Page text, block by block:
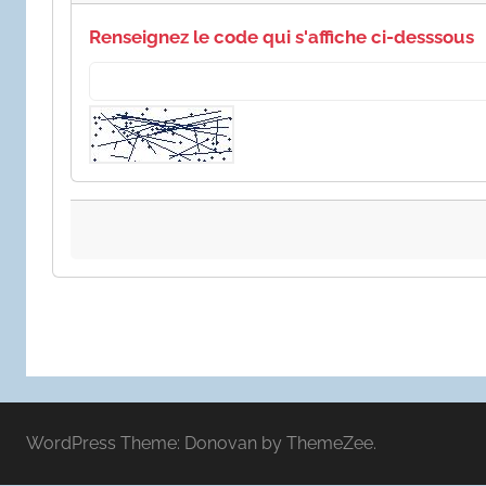
Renseignez le code qui s'affiche ci-desssous
WordPress Theme: Donovan by ThemeZee.